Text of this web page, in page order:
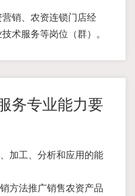
销、农资连锁门店经
术服务等岗位（群）。
务专业能力要
加工、分析和应用的能
方法推广销售农资产品